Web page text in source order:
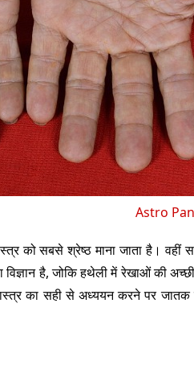
Astro
को सबसे श्रेष्ठ माना जाता है। वहीं
है, जोकि हथेली में रेखाओं की
का सही से अध्ययन करने पर